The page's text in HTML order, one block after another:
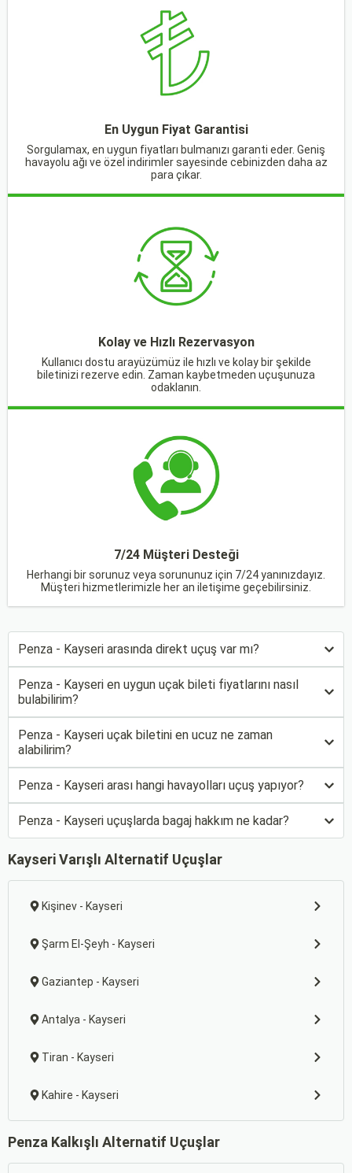
En Uygun Fiyat Garantisi
Sorgulamax, en uygun fiyatları bulmanızı garanti eder. Geniş
havayolu ağı ve özel indirimler sayesinde cebinizden daha az
para çıkar.
Kolay ve Hızlı Rezervasyon
Kullanıcı dostu arayüzümüz ile hızlı ve kolay bir şekilde
biletinizi rezerve edin. Zaman kaybetmeden uçuşunuza
odaklanın.
7/24 Müşteri Desteği
Herhangi bir sorunuz veya sorununuz için 7/24 yanınızdayız.
Müşteri hizmetlerimizle her an iletişime geçebilirsiniz.
Penza - Kayseri arasında direkt uçuş var mı?
Penza - Kayseri en uygun uçak bileti fiyatlarını nasıl
bulabilirim?
Penza - Kayseri uçak biletini en ucuz ne zaman
alabilirim?
Penza - Kayseri arası hangi havayolları uçuş yapıyor?
Penza - Kayseri uçuşlarda bagaj hakkım ne kadar?
Kayseri Varışlı Alternatif Uçuşlar
Kişinev - Kayseri
Şarm El-Şeyh - Kayseri
Gaziantep - Kayseri
Antalya - Kayseri
Tiran - Kayseri
Kahire - Kayseri
Penza Kalkışlı Alternatif Uçuşlar